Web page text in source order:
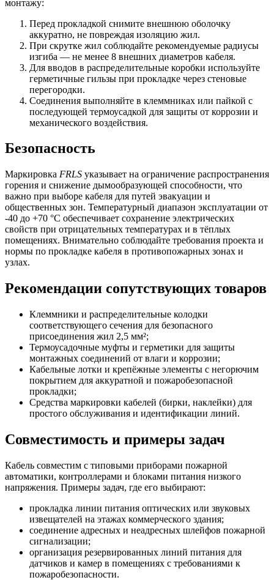
монтажу:
Перед прокладкой снимите внешнюю оболочку
аккуратно, не повреждая изоляцию жил.
При скрутке жил соблюдайте рекомендуемые радиусы
изгиба — не менее 8 внешних диаметров кабеля.
Для вводов в распределительные коробки используйте
герметичные гильзы при прокладке через стеновые
перегородки.
Соединения выполняйте в клеммниках или пайкой с
последующей термоусадкой для защиты от коррозии и
механического воздействия.
Безопасность
Маркировка FRLS указывает на ограничение распространения
горения и снижение дымообразующей способности, что
важно при выборе кабеля для путей эвакуации и
общественных зон. Температурный диапазон эксплуатации от
-40 до +70 °C обеспечивает сохранение электрических
свойств при отрицательных температурах и в тёплых
помещениях. Внимательно соблюдайте требования проекта и
нормы по прокладке кабеля в противопожарных зонах и
узлах.
Рекомендации сопутствующих товаров
Клеммники и распределительные колодки
соответствующего сечения для безопасного
присоединения жил 2,5 мм²;
Термоусадочные муфты и герметики для защиты
монтажных соединений от влаги и коррозии;
Кабельные лотки и крепёжные элементы с негорючим
покрытием для аккуратной и пожаробезопасной
прокладки;
Средства маркировки кабелей (бирки, наклейки) для
простого обслуживания и идентификации линий.
Совместимость и примеры задач
Кабель совместим с типовыми приборами пожарной
автоматики, контроллерами и блоками питания низкого
напряжения. Примеры задач, где его выбирают:
прокладка линии питания оптических или звуковых
извещателей на этажах коммерческого здания;
соединение адресных и неадресных шлейфов пожарной
сигнализации;
организация резервированных линий питания для
датчиков и камер в помещениях с требованиями к
пожаробезопасности.